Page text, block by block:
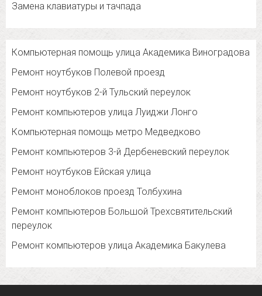
Замена клавиатуры и тачпада
Компьютерная помощь улица Академика Виноградова
Ремонт ноутбуков Полевой проезд
Ремонт ноутбуков 2-й Тульский переулок
Ремонт компьютеров улица Луиджи Лонго
Компьютерная помощь метро Медведково
Ремонт компьютеров 3-й Дербеневский переулок
Ремонт ноутбуков Ейская улица
Ремонт моноблоков проезд Толбухина
Ремонт компьютеров Большой Трехсвятительский
переулок
Ремонт компьютеров улица Академика Бакулева